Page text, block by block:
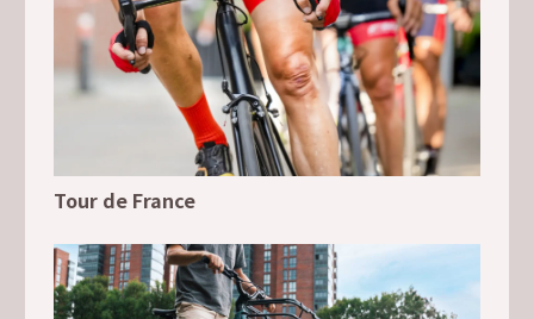
Tour de France